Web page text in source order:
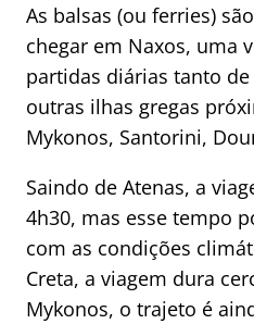
As balsas (ou ferries)
chegar em Naxos, uma
partidas diárias tanto
outras ilhas gregas
Mykonos, Santorini,
Saindo de Atenas, a
4h30, mas esse tempo
com as condições
Creta, a viagem dura
Mykonos, o trajeto é